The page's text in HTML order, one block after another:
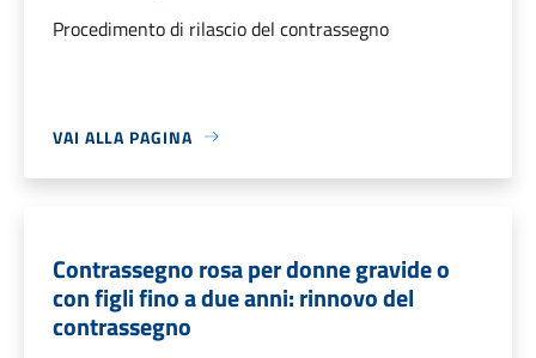
Procedimento di rilascio del contrassegno
VAI ALLA PAGINA
Contrassegno rosa per donne gravide o
con figli fino a due anni: rinnovo del
contrassegno